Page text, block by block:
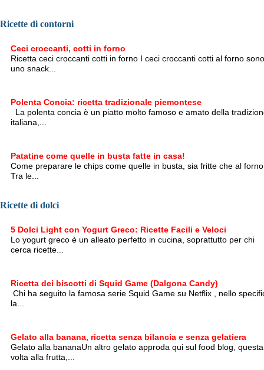
Ricette di contorni
Ceci croccanti, cotti in forno
Ricetta ceci croccanti cotti in forno I ceci croccanti cotti al forno sono
uno snack...
Polenta Concia: ricetta tradizionale piemontese
La polenta concia è un piatto molto famoso e amato della
italiana,...
Patatine come quelle in busta fatte in casa!
Come preparare le chips come quelle in busta, sia fritte che al forno
Tra le...
Ricette di dolci
5 Dolci Light con Yogurt Greco: Ricette Facili e Veloci
Lo yogurt greco è un alleato perfetto in cucina, soprattutto per chi
cerca ricette...
Ricetta dei biscotti di Squid Game (Dalgona Candy)
Chi ha seguito la famosa serie Squid Game su Netflix , nello
la...
Gelato alla banana, ricetta senza bilancia e senza gelatiera
Gelato alla bananaUn altro gelato approda qui sul food blog, questa
volta alla frutta,...